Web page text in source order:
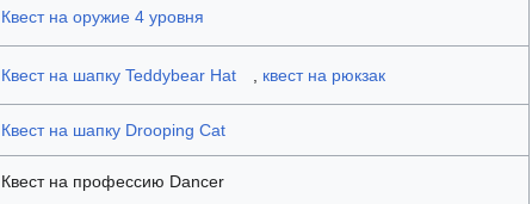
Квест на оружие 4 уровня
Квест на шапку Teddybear Hat , квест на рюкзак
Квест на шапку Drooping Cat
Квест на профессию Dancer